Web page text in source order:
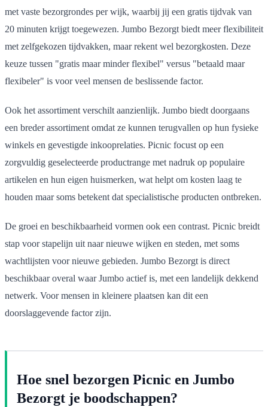
met vaste bezorgrondes per wijk, waarbij jij een gratis tijdvak van
20 minuten krijgt toegewezen. Jumbo Bezorgt biedt meer flexibiliteit
met zelfgekozen tijdvakken, maar rekent wel bezorgkosten. Deze
keuze tussen "gratis maar minder flexibel" versus "betaald maar
flexibeler" is voor veel mensen de beslissende factor.
Ook het assortiment verschilt aanzienlijk. Jumbo biedt doorgaans
een breder assortiment omdat ze kunnen terugvallen op hun fysieke
winkels en gevestigde inkooprelaties. Picnic focust op een
zorgvuldig geselecteerde productrange met nadruk op populaire
artikelen en hun eigen huismerken, wat helpt om kosten laag te
houden maar soms betekent dat specialistische producten ontbreken.
De groei en beschikbaarheid vormen ook een contrast. Picnic breidt
stap voor stapelijn uit naar nieuwe wijken en steden, met soms
wachtlijsten voor nieuwe gebieden. Jumbo Bezorgt is direct
beschikbaar overal waar Jumbo actief is, met een landelijk dekkend
netwerk. Voor mensen in kleinere plaatsen kan dit een
doorslaggevende factor zijn.
Hoe snel bezorgen Picnic en Jumbo
Bezorgt je boodschappen?